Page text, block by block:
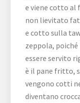
e viene cotto al
non lievitato
e cotto sulla
zeppola, poiché
essere servito
è il pane fritto,
vengono cotti
diventano